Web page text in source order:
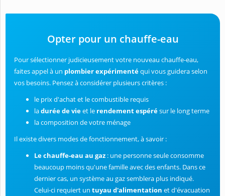
Opter pour un chauffe-eau
Pour sélectionner judicieusement votre nouveau chauffe-eau,
faites appel à un plombier expérimentéqui vous guidera selon
vos besoins. Pensez à considérer plusieurs critères :
le prix d'achat et le combustible requis
ladurée de vieet le rendement espérésur le long terme
la composition de votre ménage
Il existe divers modes de fonctionnement, à savoir :
Le chauffe-eau au gaz : une personne seule consomme
beaucoup moins qu'une famille avec des enfants. Dans ce
dernier cas, un système au gaz semblera plus indiqué.
Celui-ci requiert un tuyau d'alimentation et d'évacuation